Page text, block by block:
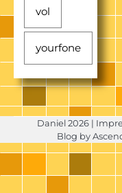
vol
yourfone
Daniel 2026 |
Blog by